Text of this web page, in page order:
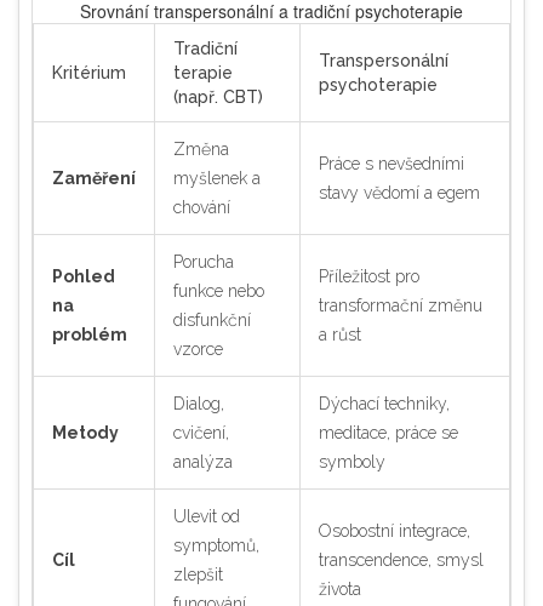
Srovnání transpersonální a tradiční psychoterapie
Kritérium
Tradiční
terapie
(např. CBT)
Transpersonální
psychoterapie
Zaměření
Změna
myšlenek a
chování
Práce s nevšedními
stavy vědomí a egem
Pohled
na
problém
Porucha
funkce nebo
disfunkční
vzorce
Příležitost pro
transformační změnu
a růst
Metody
Dialog,
cvičení,
analýza
Dýchací techniky,
meditace, práce se
symboly
Cíl
Ulevit od
symptomů,
zlepšit
Osobostní integrace,
transcendence, smysl
života